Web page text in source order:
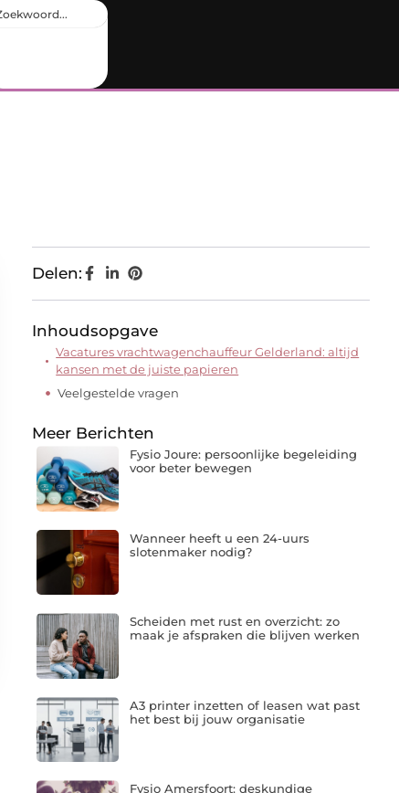
Delen:
Inhoudsopgave
Vacatures vrachtwagenchauffeur Gelderland: altijd
kansen met de juiste papieren
Veelgestelde vragen
Meer Berichten
Fysio Joure: persoonlijke begeleiding
voor beter bewegen
Wanneer heeft u een 24-uurs
slotenmaker nodig?
Scheiden met rust en overzicht: zo
maak je afspraken die blijven werken
A3 printer inzetten of leasen wat past
het best bij jouw organisatie
Fysio Amersfoort: deskundige